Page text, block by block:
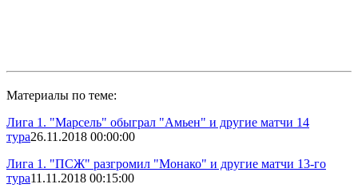
Материалы по теме:
Лига 1. "Марсель" обыграл "Амьен" и другие матчи 14
тура26.11.2018 00:00:00
Лига 1. "ПСЖ" разгромил "Монако" и другие матчи 13-го
тура11.11.2018 00:15:00